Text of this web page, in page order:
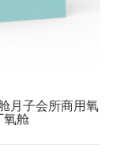
月子会所商用氧
氧舱